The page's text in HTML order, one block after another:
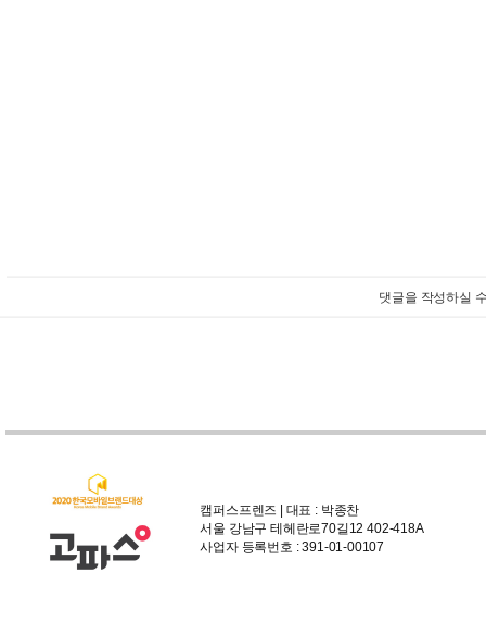
댓글을 작성하실
캠퍼스프렌즈 | 대표 : 박종찬
서울 강남구 테헤란로70길12 402-418A
사업자 등록번호 : 391-01-00107